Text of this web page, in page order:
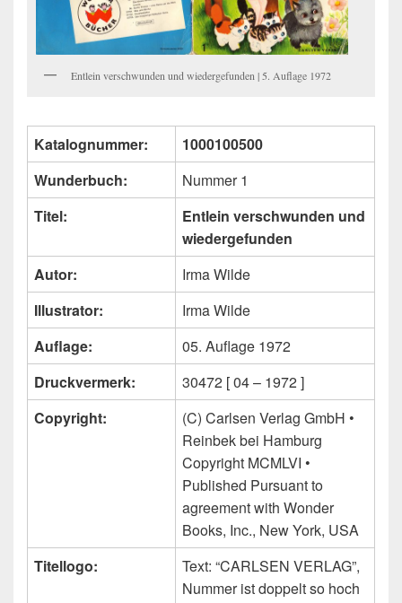
Entlein verschwunden und wiedergefunden | 5. Auflage 1972
Katalognummer:
1000100500
Wunderbuch:
Nummer 1
Titel:
Entlein verschwunden und
wiedergefunden
Autor:
Irma Wilde
Illustrator:
Irma Wilde
Auflage:
05. Auflage 1972
Druckvermerk:
30472 [ 04 – 1972 ]
Copyright:
(C) Carlsen Verlag GmbH •
Reinbek bei Hamburg
Copyright MCMLVI •
Published Pursuant to
agreement with Wonder
Books, Inc., New York, USA
Titellogo:
Text: “CARLSEN VERLAG”,
Nummer ist doppelt so hoch